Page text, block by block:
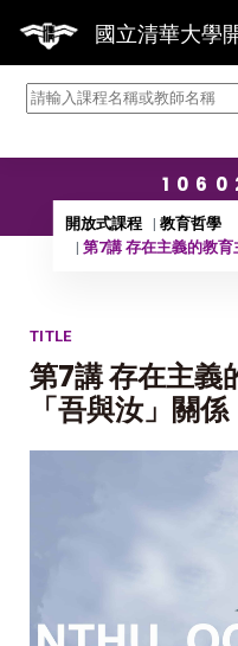
國立清華大學
開放式課程
教育哲學
第7講 存在主義的教
TITLE
第7講 存在主義
「吾與汝」關係